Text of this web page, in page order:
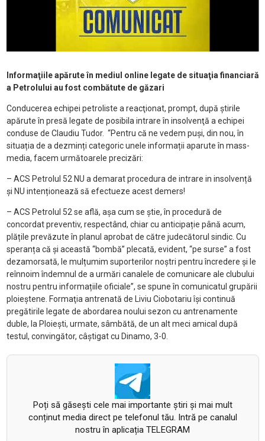
Informaţiile apărute în mediul online legate de situaţia financiară
a Petrolului au fost combătute de găzari
Conducerea echipei petroliste a reacţionat, prompt, după ştirile
apărute în presă legate de posibila intrare în insolvenţă a echipei
conduse de Claudiu Tudor. “Pentru că ne vedem puși, din nou, în
situația de a dezminți categoric unele informații aparute în mass-
media, facem următoarele precizări:
– ACS Petrolul 52 NU a demarat procedura de intrare in insolvență
și NU intenționează să efectueze acest demers!
– ACS Petrolul 52 se află, așa cum se știe, în procedură de
concordat preventiv, respectând, chiar cu anticipație până acum,
plățile prevăzute în planul aprobat de către judecătorul sindic. Cu
speranța că și această “bombă” plecată, evident, “pe surse” a fost
dezamorsată, le mulțumim suporterilor noștri pentru încredere și le
reînnoim îndemnul de a urmări canalele de comunicare ale clubului
nostru pentru informațiile oficiale”, se spune în comunicatul grupării
ploieştene. Formaţia antrenată de Liviu Ciobotariu îşi continuă
pregătirile legate de abordarea noului sezon cu antrenamente
duble, la Ploieşti, urmate, sâmbătă, de un alt meci amical după
testul, convingător, câştigat cu Dinamo, 3-0.
Poți să găsești cele mai importante știri și mai mult
conținut media direct pe telefonul tău. Intră pe canalul
nostru în aplicația TELEGRAM